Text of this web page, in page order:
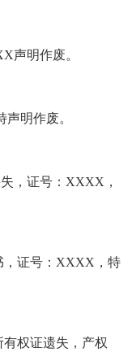
声明作废。
明作废。
，证号：XXXX，
证号：XXXX，特
权证遗失，产权